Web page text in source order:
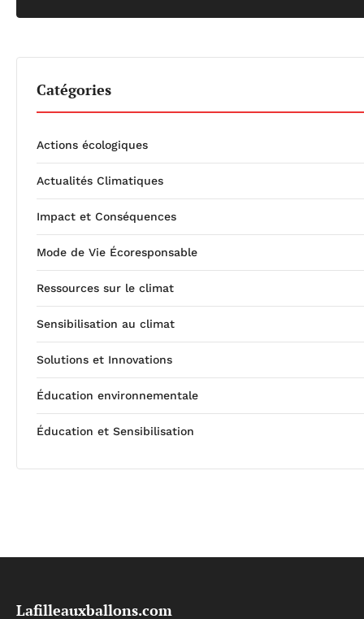
Catégories
Actions écologiques
Actualités Climatiques
Impact et Conséquences
Mode de Vie Écoresponsable
Ressources sur le climat
Sensibilisation au climat
Solutions et Innovations
Éducation environnementale
Éducation et Sensibilisation
Lafilleauxballons.com